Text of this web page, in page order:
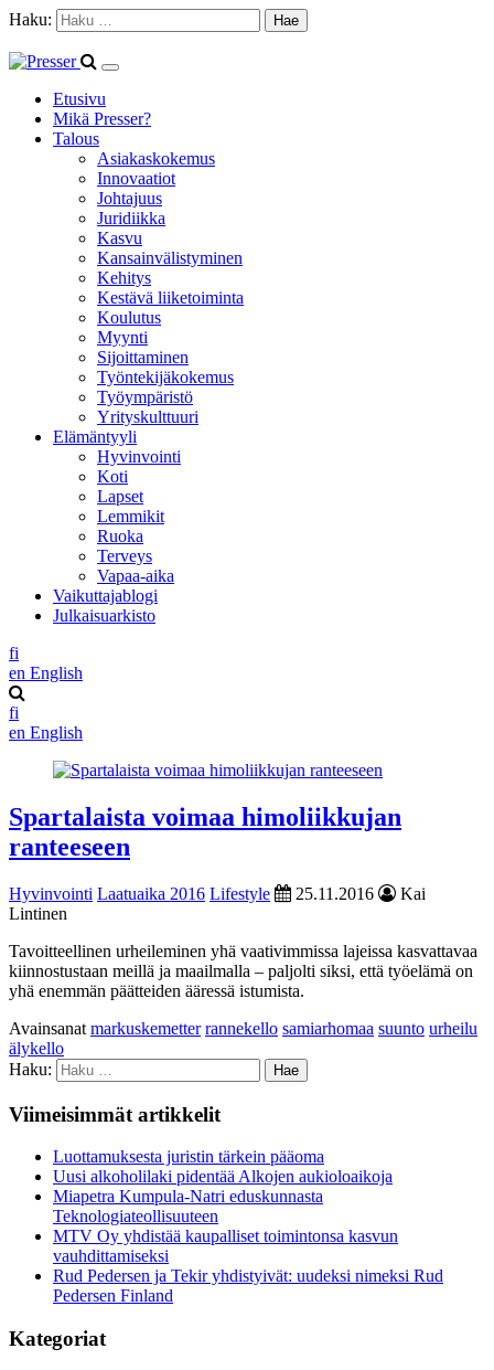
Haku:
Etusivu
Mikä Presser?
Talous
Asiakaskokemus
Innovaatiot
Johtajuus
Juridiikka
Kasvu
Kansainvälistyminen
Kehitys
Kestävä liiketoiminta
Koulutus
Myynti
Sijoittaminen
Työntekijäkokemus
Työympäristö
Yrityskulttuuri
Elämäntyyli
Hyvinvointi
Koti
Lapset
Lemmikit
Ruoka
Terveys
Vapaa-aika
Vaikuttajablogi
Julkaisuarkisto
fi
en English
fi
en English
Spartalaista voimaa himoliikkujan
ranteeseen
Hyvinvointi Laatuaika 2016 Lifestyle 25.11.2016
Kai
Lintinen
Tavoitteellinen urheileminen yhä vaativimmissa lajeissa kasvattavaa
kiinnostustaan meillä ja maailmalla – paljolti siksi, että työelämä on
yhä enemmän päätteiden ääressä istumista.
Avainsanat markuskemetter rannekello samiarhomaa suunto urheilu
älykello
Haku:
Viimeisimmät artikkelit
Luottamuksesta juristin tärkein pääoma
Uusi alkoholilaki pidentää Alkojen aukioloaikoja
Miapetra Kumpula-Natri eduskunnasta
Teknologiateollisuuteen
MTV Oy yhdistää kaupalliset toimintonsa kasvun
vauhdittamiseksi
Rud Pedersen ja Tekir yhdistyivät: uudeksi nimeksi Rud
Pedersen Finland
Kategoriat